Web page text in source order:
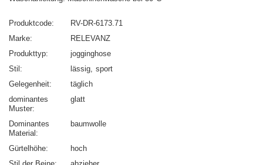
Produktcode
RV-DR-6173.71
Marke
RELEVANZ
Produkttyp
jogginghose
Stil
lässig sport
Gelegenheit
täglich
dominantes
Muster
glatt
Dominantes
Material
baumwolle
Gürtelhöhe
hoch